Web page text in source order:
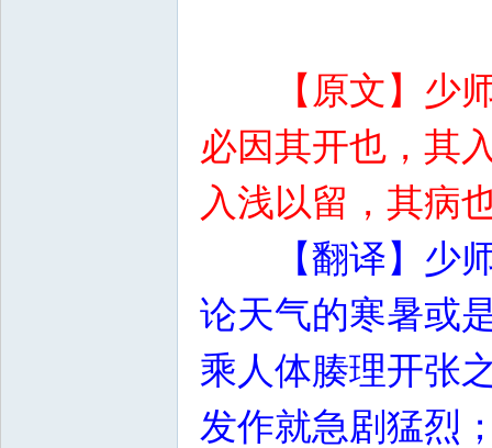
【原文】少
必因其开也，其
入浅以留，其病
【翻译】少
论天气的寒暑或
乘人体腠理开张
发作就急剧猛烈